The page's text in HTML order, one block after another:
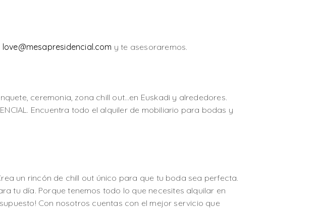
love@mesapresidencial.com y te asesoraremos.
ceremonia, zona chill out…en Euskadi y alrededores.
Encuentra todo el alquiler de mobiliario para bodas y
un rincón de chill out único para que tu boda sea perfecta.
tu día. Porque tenemos todo lo que necesites alquilar en
Con nosotros cuentas con el mejor servicio que